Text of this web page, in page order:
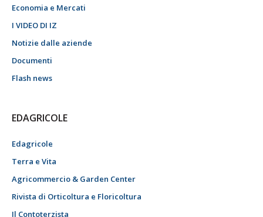
Economia e Mercati
I VIDEO DI IZ
Notizie dalle aziende
Documenti
Flash news
EDAGRICOLE
Edagricole
Terra e Vita
Agricommercio & Garden Center
Rivista di Orticoltura e Floricoltura
Il Contoterzista